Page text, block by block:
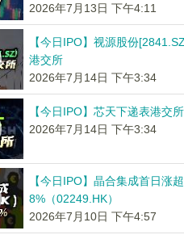
2026年7月13日 下午4:11
【今日IPO】视源股份
港交所
2026年7月14日 下午3:34
【今日IPO】芯天下递表港交所
2026年7月14日 下午3:34
【今日IPO】晶合集成首日涨超
8%（02249.HK）
2026年7月10日 下午4:57